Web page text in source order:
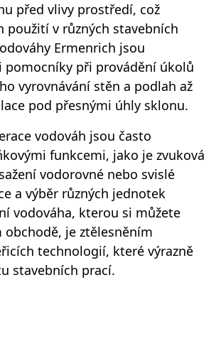
před vlivy prostředí, což
použití v různých stavebních
Ermenrich jsou
pomocníky při provádění úkolů
vyrovnávání stěn a podlah až
pod přesnými úhly sklonu.
vodováh jsou často
funkcemi, jako je zvuková
vodorovné nebo svislé
a výběr různých jednotek
vodováha, kterou si můžete
obchodě, je ztělesněním
technologií, které výrazně
stavebních prací.